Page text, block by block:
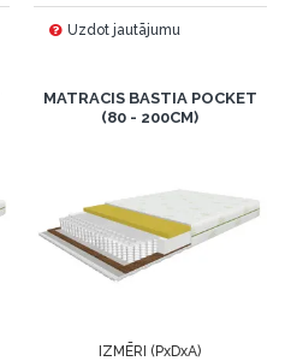
Uzdot jautājumu
MATRACIS BASTIA POCKET
(80 - 200CM)
IZMĒRI (PxDxA)